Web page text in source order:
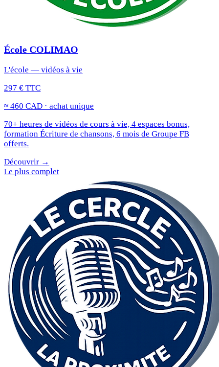
École COLIMAO
L'école — vidéos à vie
297 € TTC
≈ 460 CAD · achat unique
70+ heures de vidéos de cours à vie, 4 espaces bonus,
formation Écriture de chansons, 6 mois de Groupe FB
offerts.
Découvrir →
Le plus complet